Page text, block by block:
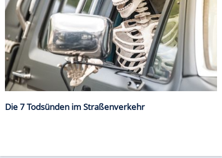
Die 7 Todsünden im Straßenverkehr